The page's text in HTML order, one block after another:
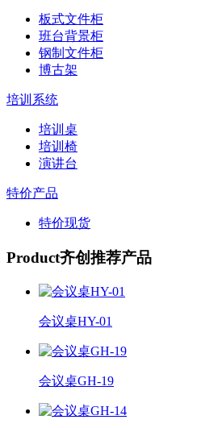
板式文件柜
班台背景柜
钢制文件柜
博古架
培训系统
培训桌
培训椅
演讲台
特价产品
特价现货
Product齐创推荐产品
会议桌HY-01
会议桌GH-19